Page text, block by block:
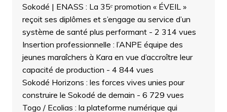
Sokodé | ENASS : La 35ᵉ promotion « ÉVEIL »
reçoit ses diplômes et s’engage au service d’un
système de santé plus performant- 2 314 vues
Insertion professionnelle : l’ANPE équipe des
jeunes maraîchers à Kara en vue d’accroître leur
capacité de production - 4 844 vues
Sokodé Horizons : les forces vives unies pour
construire le Sokodé de demain - 6 729 vues
Togo / Ecolias : la plateforme numérique qui